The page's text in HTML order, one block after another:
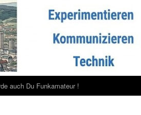
auch Du Funkamateur !